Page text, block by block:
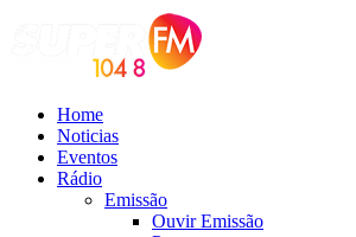
Home
Noticias
Eventos
Rádio
Emissão
Ouvir Emissão